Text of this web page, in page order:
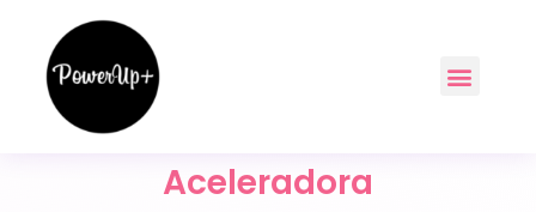
Aceleradora